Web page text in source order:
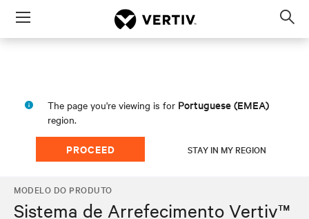
Menu
The page you're viewing is for Portuguese (EMEA)
region.
PROCEED STAY IN MY REGION
MODELO DO PRODUTO
Sistema de Arrefecimento Vertiv™